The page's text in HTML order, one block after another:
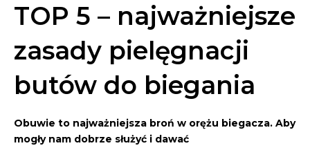
TOP 5 – najważniejsze
zasady pielęgnacji
butów do biegania
Obuwie to najważniejsza broń w orężu biegacza. Aby
mogły nam dobrze służyć i dawać